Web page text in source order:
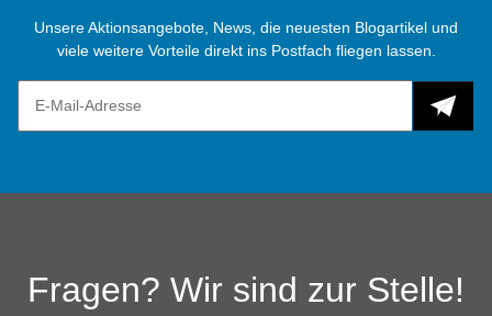
Unsere Aktionsangebote, News, die neuesten Blogartikel und
viele weitere Vorteile direkt ins Postfach fliegen lassen.
Fragen? Wir sind zur Stelle!